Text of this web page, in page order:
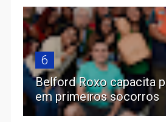
6
Belford Roxo capacita
em primeiros socorros